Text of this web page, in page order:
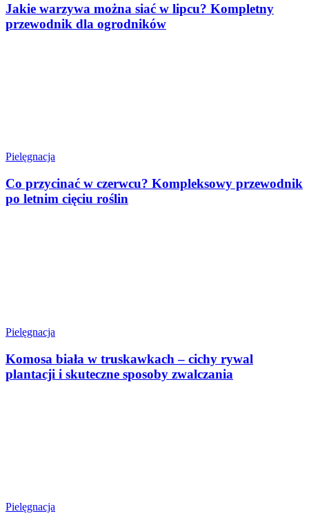
Jakie warzywa można siać w lipcu? Kompletny
przewodnik dla ogrodników
Pielęgnacja
Co przycinać w czerwcu? Kompleksowy przewodnik
po letnim cięciu roślin
Pielęgnacja
Komosa biała w truskawkach – cichy rywal
plantacji i skuteczne sposoby zwalczania
Pielęgnacja